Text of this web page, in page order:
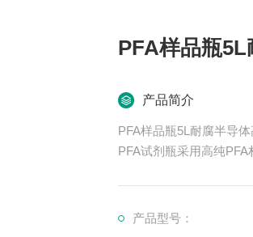
PFA样品瓶
产品简介
PFA样品瓶5L耐腐半导
PFA试剂瓶采用高纯
产品型号：